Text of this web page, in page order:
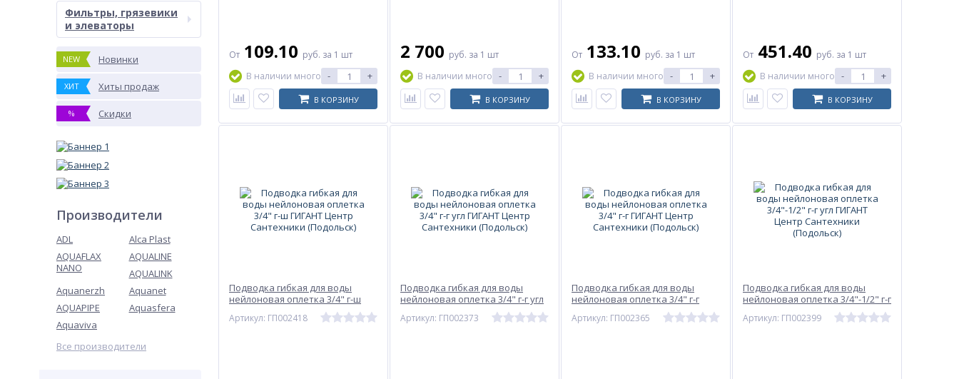
Фильтры, грязевики
и элеваторы
NEW Новинки
ХИТ Хиты продаж
% Скидки
Производители
ADL
Alca Plast
AQUAFLAX
NANO
AQUALINE
AQUALINK
Aquanerzh
Aquanet
AQUAPIPE
Aquasfera
Aquaviva
Все производители
От 109.10 руб. за 1 шт
В наличии много - +
В КОРЗИНУ
2 700 руб. за 1 шт
В наличии много - +
В КОРЗИНУ
От 133.10 руб. за 1 шт
В наличии много - +
В КОРЗИНУ
От 451.40 руб. за 1 шт
В наличии много - +
В КОРЗИНУ
Подводка гибкая для воды
нейлоновая оплетка 3/4" г-ш
ГИГАНТ Центр Сантехники
(Подольск)
Артикул: ГП002418
Подводка гибкая для воды
нейлоновая оплетка 3/4" г-г угл
ГИГАНТ Центр Сантехники
(Подольск)
Артикул: ГП002373
Подводка гибкая для воды
нейлоновая оплетка 3/4" г-г
ГИГАНТ Центр Сантехники
(Подольск)
Артикул: ГП002365
Подводка гибкая для воды
нейлоновая оплетка 3/4"-1/2" г-г
угл ГИГАНТ Центр Сантехники
(Подольск)
Артикул: ГП002399